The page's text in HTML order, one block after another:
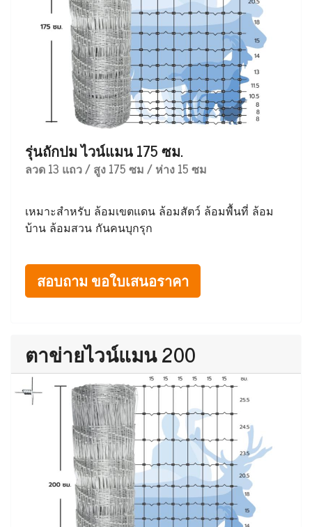
รุ่นถักปม ไวน์แมน 175 ซม.
ลวด 13 แถว / สูง 175 ซม / ห่าง 15 ซม
เหมาะสำหรับ ล้อมเขตแดน ล้อมสัตว์ ล้อมพื้นที่ ล้อม
บ้าน ล้อมสวน กันคนบุกรุก
สอบถาม ขอใบเสนอราคา
ตาข่ายไวน์แมน 200